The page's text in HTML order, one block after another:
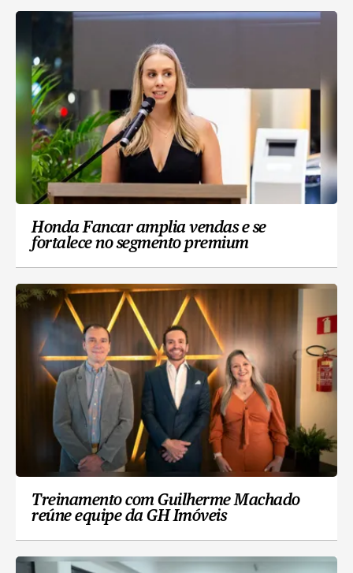
Honda Fancar amplia vendas e se
fortalece no segmento premium
Treinamento com Guilherme Machado
reúne equipe da GH Imóveis